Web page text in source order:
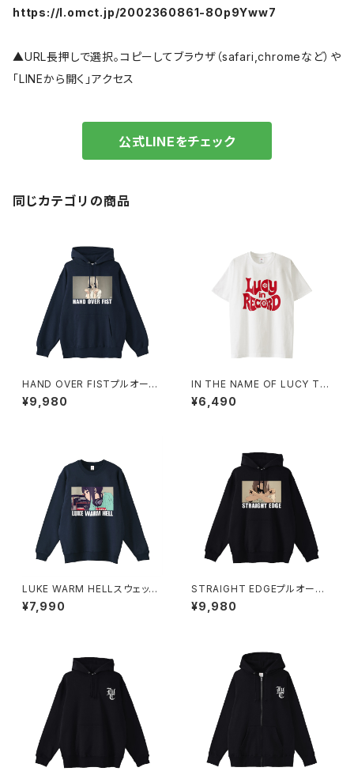
https://l.omct.jp/2002360861-8Op9Yww7
▲URL長押しで選択。コピーしてブラウザ（safari,chromeなど）や
「LINEから開く」アクセス
公式LINEをチェック
同じカテゴリの商品
HAND OVER FISTプルオーバ
ーパーカー 1014-230221350
¥9,980
IN THE NAME OF LUCY Tシ
ャツ_Red Medicine 1014-23
0221313
¥6,490
LUKE WARM HELLスウェット
シャツ 1014-230221342
¥7,990
STRAIGHT EDGEプルオーバ
ーパーカー 1014-230221347
¥9,980